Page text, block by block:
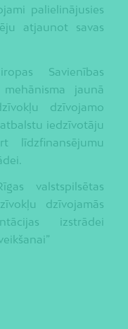
palielinājusies
atjaunot savas
Savienības
jaunā
dzīvojamo
iedzīvotāju
līdzfinansējumu
valstspilsētas
dzīvojamās
izstrādei